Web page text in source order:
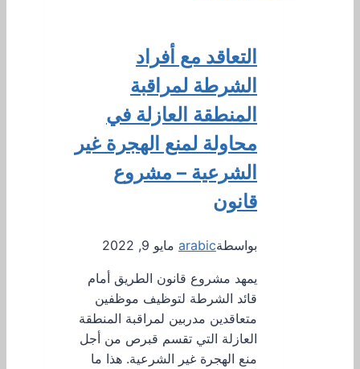
التعاقد مع أفراد
الشرطة لمراقبة
المنطقة العازلة في
محاولة لمنع الهجرة غير
الشرعية – مشروع
قانون
بواسطةarabic مايو 9, 2022
يمهد مشروع قانون الطريق أمام
قائد الشرطة لتوظيف موظفين
متعاقدين مدربين لمراقبة المنطقة
العازلة التي تقسم قبرص من أجل
منع الهجرة غير الشرعية. هذا ما